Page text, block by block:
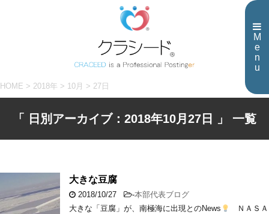
M
e
n
u
HOME > 2018年 > 10月 > 27日
「 日別アーカイブ：2018年10月27日 」 一覧
大きな豆腐
2018/10/27 -本部代表ブログ
大きな「豆腐」が、南極海に出現とのNews
ＮＡＳＡ